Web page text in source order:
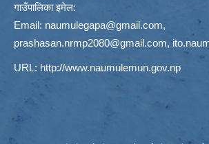
गाउँपालिका इमेल:
Email: naumulegapa@gmail.com,
prashasan.nrmp2080@gmail.com,
URL: http://www.naumulemun.gov.np